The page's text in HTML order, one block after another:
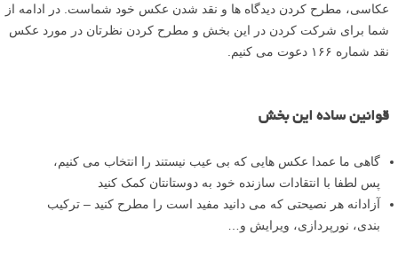
عکاسی، مطرح کردن دیدگاه ها و نقد شدن عکس خود شماست. در ادامه از
شما برای شرکت کردن در این بخش و مطرح کردن نظرتان در مورد عکس
نقد شماره ۱۶۶ دعوت می کنیم.
قوانین ساده این بخش
گاهی ما عمدا عکس هایی که بی عیب نیستند را انتخاب می کنیم،
پس لطفا با انتقادات سازنده خود به دوستانتان کمک کنید
آزادانه هر نصیحتی که می دانید مفید است را مطرح کنید – ترکیب
بندی، نورپردازی، ویرایش و…